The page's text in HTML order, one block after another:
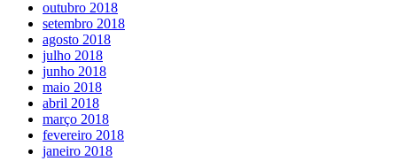
outubro 2018
setembro 2018
agosto 2018
julho 2018
junho 2018
maio 2018
abril 2018
março 2018
fevereiro 2018
janeiro 2018